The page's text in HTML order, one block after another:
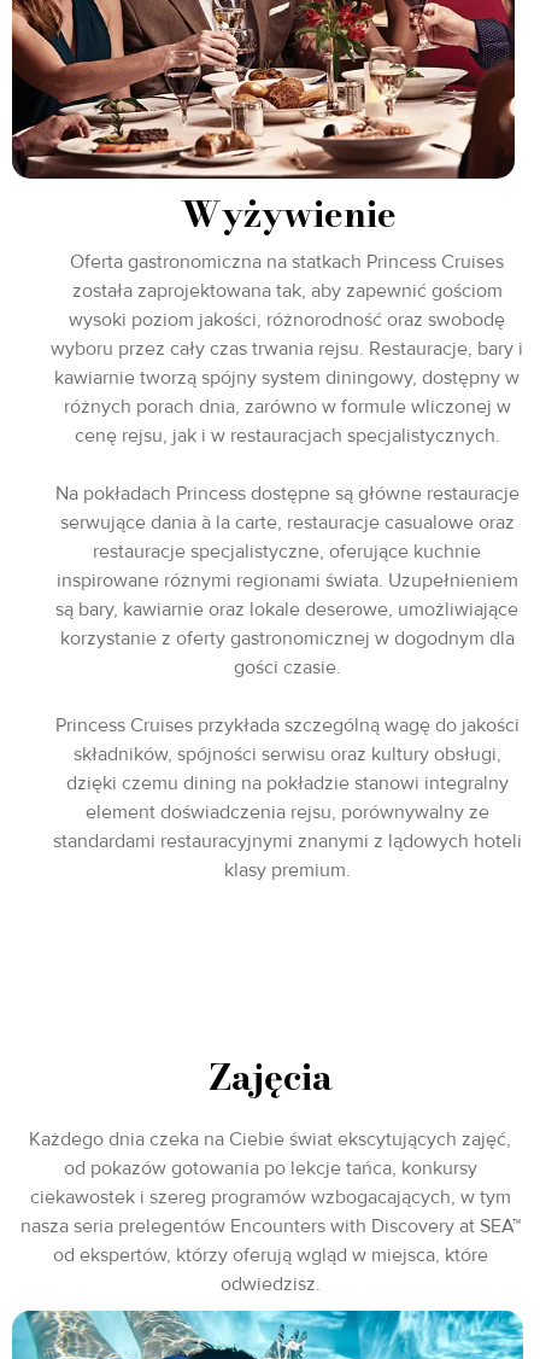
Wyżywienie
Oferta gastronomiczna na statkach Princess Cruises
została zaprojektowana tak, aby zapewnić gościom
wysoki poziom jakości, różnorodność oraz swobodę
wyboru przez cały czas trwania rejsu. Restauracje, bary i
kawiarnie tworzą spójny system diningowy, dostępny w
różnych porach dnia, zarówno w formule wliczonej w
cenę rejsu, jak i w restauracjach specjalistycznych.
Na pokładach Princess dostępne są główne restauracje
serwujące dania à la carte, restauracje casualowe oraz
restauracje specjalistyczne, oferujące kuchnie
inspirowane różnymi regionami świata. Uzupełnieniem
są bary, kawiarnie oraz lokale deserowe, umożliwiające
korzystanie z oferty gastronomicznej w dogodnym dla
gości czasie.
Princess Cruises przykłada szczególną wagę do jakości
składników, spójności serwisu oraz kultury obsługi,
dzięki czemu dining na pokładzie stanowi integralny
element doświadczenia rejsu, porównywalny ze
standardami restauracyjnymi znanymi z lądowych hoteli
klasy premium.
Zajęcia
Każdego dnia czeka na Ciebie świat ekscytujących zajęć,
od pokazów gotowania po lekcje tańca, konkursy
ciekawostek i szereg programów wzbogacających, w tym
nasza seria prelegentów Encounters with Discovery at SEA™
od ekspertów, którzy oferują wgląd w miejsca, które
odwiedzisz.